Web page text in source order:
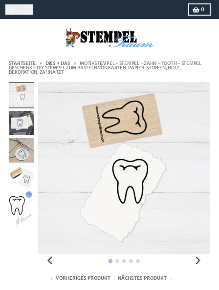
Direkt zum Inhalt
0
STARTSEITE DIES + DAS MOTIVSTEMPEL - STEMPEL - ZAHN - TOOTH - STEMPEL
GESCHENK - DIY STEMPEL ZUM BASTELN VON KARTEN, PAPIER, STOFFEN, HOLZ,
DEKORATION, ZAHNARZT
Zu Produktinformationen springen
← VORHERIGES PRODUKT NÄCHSTES PRODUKT →